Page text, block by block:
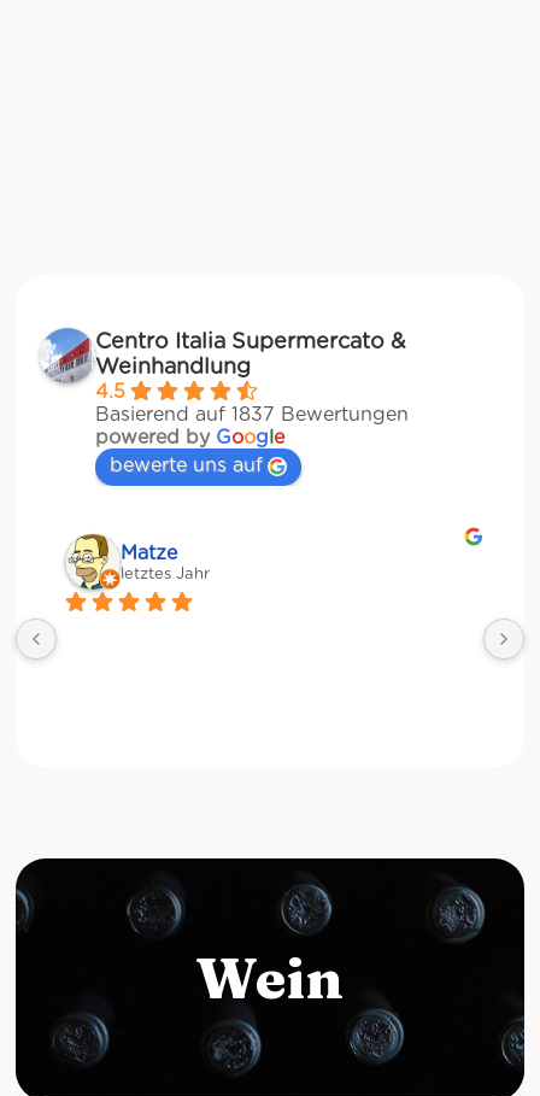
Centro Italia Supermercato &
Weinhandlung
4.5
Basierend auf 1837 Bewertungen
powered by Google
bewerte uns auf
Matze
letztes Jahr
Wein